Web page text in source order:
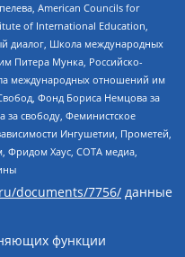
American Councils for
of International Education,
диалог, Школа международных
Питера Мунка, Российско-
международных отношений им
Фонд Бориса Немцова за
свободу, Феминистское
Ингушетии, Прометей,
Фридом Хаус, СОТА медиа,
documents/7756/ данные
функции